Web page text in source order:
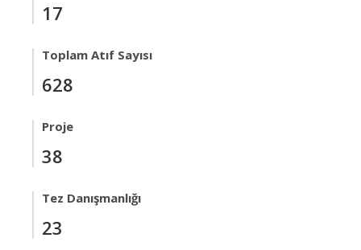
17
Toplam Atıf Sayısı
628
Proje
38
Tez Danışmanlığı
23